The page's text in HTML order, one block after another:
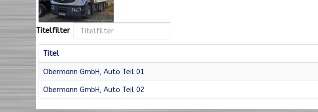
Titelfilter
Titel
Obermann GmbH, Auto Teil 01
Obermann GmbH, Auto Teil 02